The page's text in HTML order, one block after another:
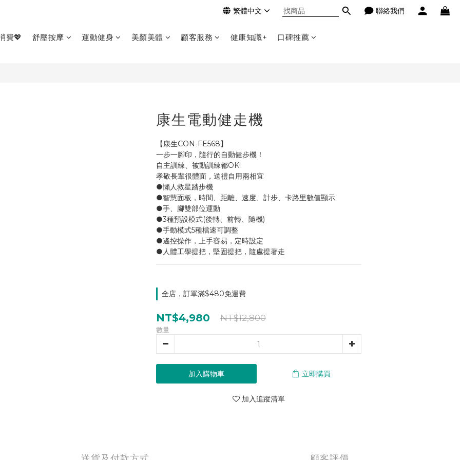
繁體中文 聯絡我們
費💖 舒壓按摩 運動健身 美顏美體 顧客服務 健康知識+ 口碑推薦
康生電動健走機
【康生CON-FE568】
一步一腳印，隨行的自動健步機！
自主訓練、被動訓練都OK!
孝敬長輩很體面，送禮自用兩相宜
●懶人救星踏步機
●智慧面板，時間、距離、速度、計步、卡路里數值顯示
●手、腳雙部位運動
●3種預設模式(後轉、前轉、隨機)
●手動模式5種檔速可調整
●遙控操作，上手容易，定時設定
●人體工學提把，堅固提把，隨處提著走
全店，訂單滿$480免運費
NT$4,980 NT$12,800
數量
加入購物車 立即購買
加入追蹤清單
立即購買